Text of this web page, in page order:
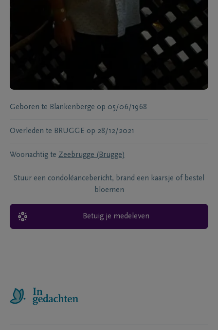
Geboren te Blankenberge op 05/06/1968
Overleden te BRUGGE op 28/12/2021
Woonachtig te Zeebrugge (Brugge)
Stuur een condoléancebericht, brand een kaarsje of bestel
bloemen
Betuig je medeleven